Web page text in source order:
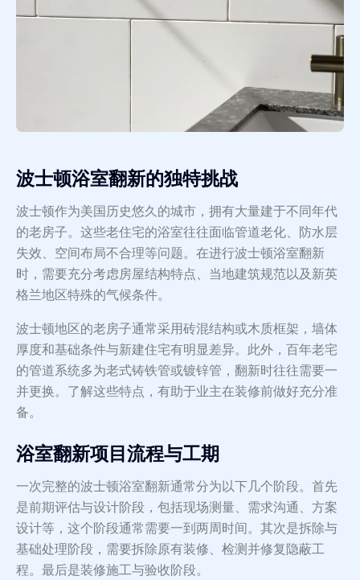
波士顿浴室翻新的独特挑战
波士顿作为美国历史悠久的城市，拥有大量建于不同年代
的老房子。这些老住宅的浴室往往面临管道老化、防水层
失效、空间布局不合理等问题。在进行波士顿浴室翻新
时，需要充分考虑房屋结构特点、当地建筑规范以及新英
格兰地区特殊的气候条件。
波士顿地区的老房子通常采用砖混结构或木质框架，墙体
厚度和基础条件与新建住宅有明显差异。此外，百年老宅
的管道系统多为老式铸铁管或镀锌管，翻新时往往需要一
并更换。了解这些特点，有助于业主在装修前做好充分准
备。
浴室翻新项目流程与工期
一次完整的波士顿浴室翻新通常分为以下几个阶段。首先
是前期评估与设计阶段，包括现场测量、需求沟通、方案
设计等，这个阶段通常需要一到两周时间。其次是拆除与
基础处理阶段，需要拆除原有装修、检测并修复隐蔽工
程。最后是装修施工与验收阶段。